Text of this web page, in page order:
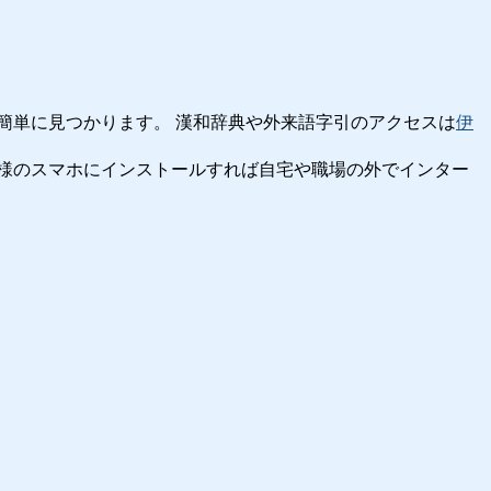
に見つかります。 漢和辞典や外来語字引のアクセスは伊
のスマホにインストールすれば自宅や職場の外でインター